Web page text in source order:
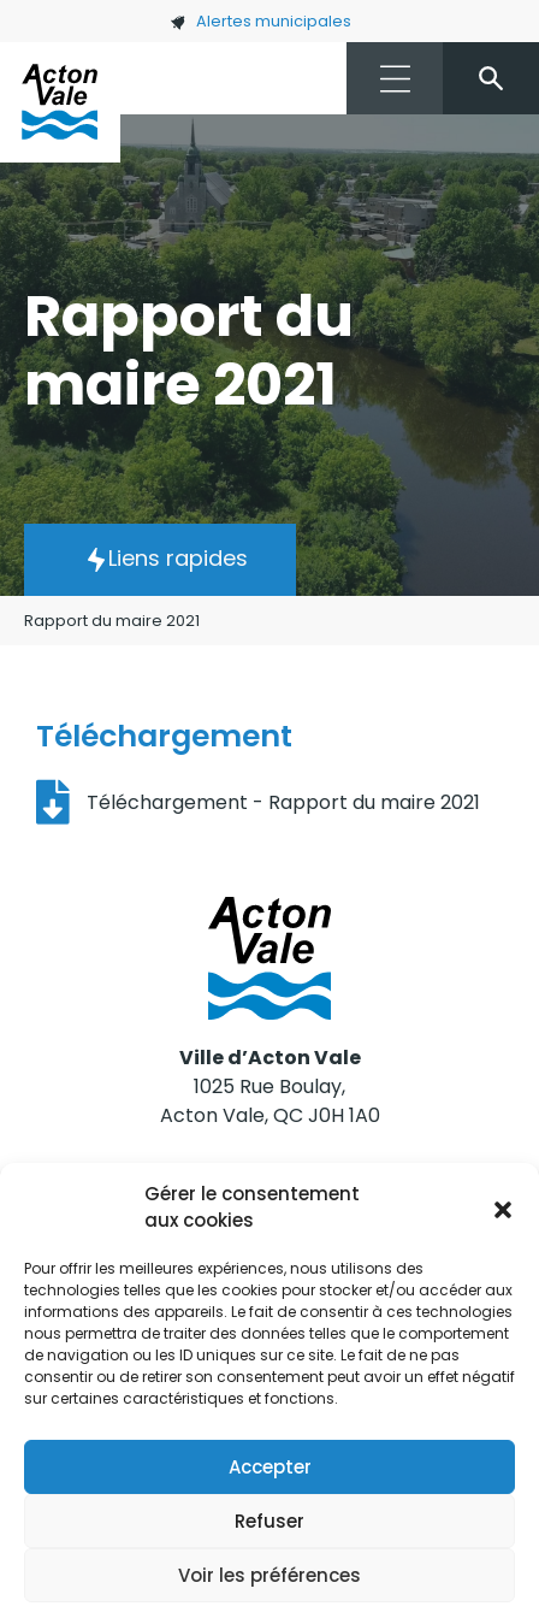
Gérer le consentement
aux cookies
Pour offrir les meilleures expériences, nous utilisons des
technologies telles que les cookies pour stocker et/ou accéder aux
informations des appareils. Le fait de consentir à ces technologies
nous permettra de traiter des données telles que le comportement
de navigation ou les ID uniques sur ce site. Le fait de ne pas
consentir ou de retirer son consentement peut avoir un effet négatif
sur certaines caractéristiques et fonctions.
Accepter
Refuser
Voir les préférences
Skip to main content Alertes municipales
Rapport du
maire 2021
Liens rapides
Rapport du maire 2021
Téléchargement
Téléchargement - Rapport du maire 2021
Ville d’Acton Vale
1025 Rue Boulay,
Acton Vale, QC J0H 1A0
Nous joindre
Tél. 450 546-2703
Restez informés
Abonnez-vous aux alertes municipales
Je m'abonne